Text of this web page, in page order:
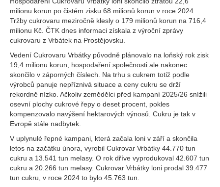
milionu korun po čistém zisku 68 milionů korun v roce 2024.
Tržby cukrovaru meziročně klesly o 179 milionů korun na 716,4
milionu Kč. ČTK dnes informaci získala z výroční zprávy
cukrovaru z Vrbátek na Prostějovsku.
Vedení Cukrovaru Vrbátky původně plánovalo na loňský rok zisk
19,4 milionu korun, hospodaření společnosti ale nakonec
skončilo v záporných číslech. Na trhu s cukrem totiž podle
výrobců panuje nepříznivá situace a ceny cukru se drží
rekordně nízko. Ačkoliv zemědělci před kampaní 2025/26 snížili
osevní plochy cukrové řepy o deset procent, pokles
kompenzovalo navýšení hektarových výnosů. Cukru je tak v
Evropě stále nadbytek.
V uplynulé řepné kampani, která začala loni v září a skončila
letos na začátku února, vyrobil Cukrovar Vrbátky 44.770 tun
cukru a 13.541 tun melasy. O rok dříve vyprodukoval 42.607 tun
cukru a 20.266 tun melasy. Cukrovar Vrbátky loni prodal 39.477
tun cukru, v roce 2024 to bylo 45.763 tun.